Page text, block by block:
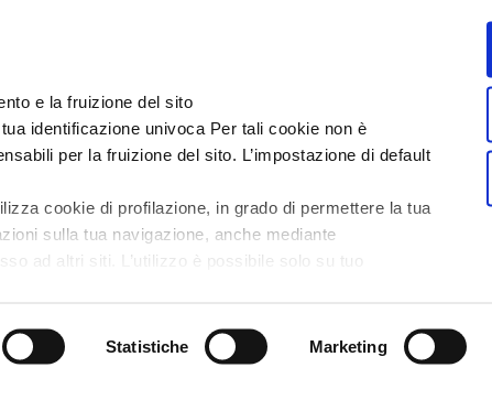
e la fruizione del sito
identificazione univoca Per tali cookie non è
per la fruizione del sito. L’impostazione di default
cookie di profilazione, in grado di permettere la tua
sulla tua navigazione, anche mediante
ad altri siti. L’utilizzo è possibile solo su tuo
completa e le modalità per effettuare la selezione di
e terza parte
Statistiche Marketing